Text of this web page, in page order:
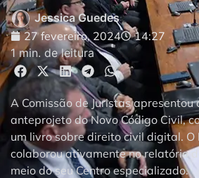
Jessica Guedes
27 fevereiro, 2024
14:27
1 min. de leitura
A Comissão de Juristas
anteprojeto do Novo Código Civil,
um livro sobre direito civil digital. O
colaborou ativamente no relatório
meio do seu Centro especializado.